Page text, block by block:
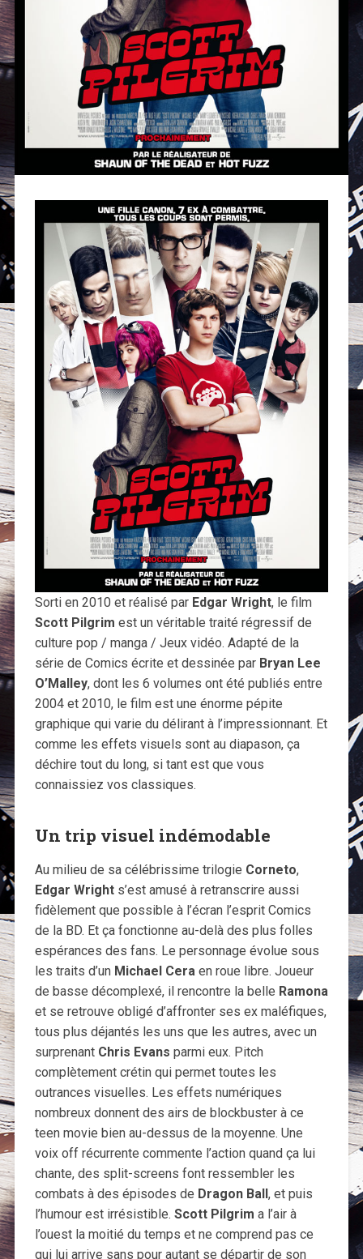
Sorti en 2010 et réalisé par Edgar Wright, le film
Scott Pilgrim est un véritable traité régressif de
culture pop / manga / Jeux vidéo. Adapté de la
série de Comics écrite et dessinée par Bryan Lee
O’Malley, dont les 6 volumes ont été publiés entre
2004 et 2010, le film est une énorme pépite
graphique qui varie du délirant à l’impressionnant. Et
comme les effets visuels sont au diapason, ça
déchire tout du long, si tant est que vous
connaissiez vos classiques.
Un trip visuel indémodable
Au milieu de sa célébrissime trilogie Corneto,
Edgar Wrights’est amusé à retranscrire aussi
fidèlement que possible à l’écran l’esprit Comics
de la BD. Et ça fonctionne au-delà des plus folles
espérances des fans. Le personnage évolue sous
les traits d’un Michael Ceraen roue libre. Joueur
de basse décomplexé, il rencontre la belle Ramona
et se retrouve obligé d’affronter ses ex maléfiques,
tous plus déjantés les uns que les autres, avec un
surprenant Chris Evans parmi eux. Pitch
complètement crétin qui permet toutes les
outrances visuelles. Les effets numériques
nombreux donnent des airs de blockbuster à ce
teen movie bien au-dessus de la moyenne. Une
voix off récurrente commente l’action quand ça lui
chante, des split-screens font ressembler les
combats à des épisodes de Dragon Ball, et puis
l’humour est irrésistible. Scott Pilgrim a l’air à
l’ouest la moitié du temps et ne comprend pas ce
qui lui arrive sans pour autant se départir de son